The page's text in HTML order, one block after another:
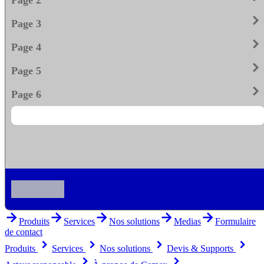
Page 3 keyboard_arrow_right
Page 4 keyboard_arrow_right
Page 5 keyboard_arrow_right
Page 6 keyboard_arrow_right
arrow_forwardProduitsarrow_forward Servicesarrow_forwardNos solutionsarrow_forwardMediasarrow_forwardFormulaire
de contact
Produits
keyboard_arrow_right Services keyboard_arrow_right Nos solutions keyboard_arrow_right Devis & Supports keyboard_arrow_right